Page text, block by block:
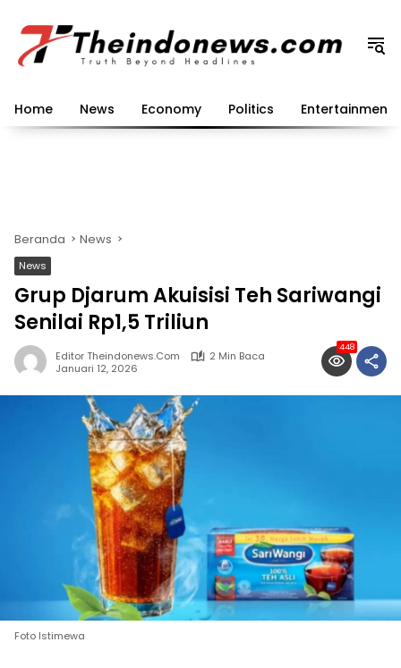
konten
Home News Economy Politics Entertainment
Beranda News
News
Grup Djarum Akuisisi Teh Sariwangi
Senilai Rp1,5 Triliun
Editor Theindonews.com
2 Min Baca
Januari 12, 2026
448
Foto Istimewa